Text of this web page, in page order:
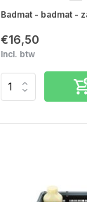
Badmat - badmat -
€16,50
Incl. btw